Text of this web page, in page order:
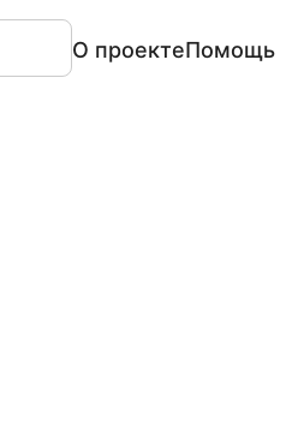
О проектеПомощь